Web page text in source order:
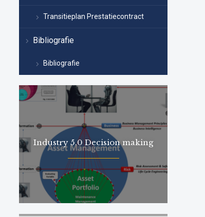
Transitieplan Prestatiecontract
Bibliografie
Bibliografie
Industry 5.0 Decision making